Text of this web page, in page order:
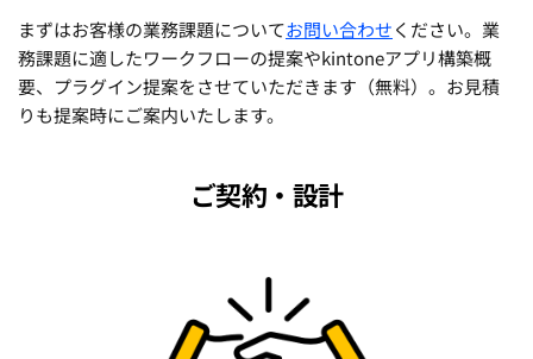
まずはお客様の業務課題についてお問い合わせください。業
務課題に適したワークフローの提案やkintoneアプリ構築概
要、プラグイン提案をさせていただきます（無料）。お見積
りも提案時にご案内いたします。
ご契約・設計